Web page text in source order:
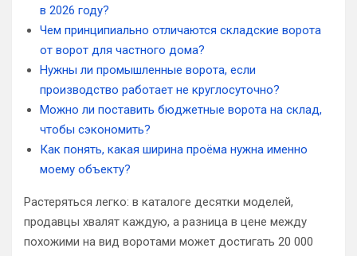
в 2026 году?
Чем принципиально отличаются складские ворота
от ворот для частного дома?
Нужны ли промышленные ворота, если
производство работает не круглосуточно?
Можно ли поставить бюджетные ворота на склад,
чтобы сэкономить?
Как понять, какая ширина проёма нужна именно
моему объекту?
Растеряться легко: в каталоге десятки моделей,
продавцы хвалят каждую, а разница в цене между
похожими на вид воротами может достигать 20 000